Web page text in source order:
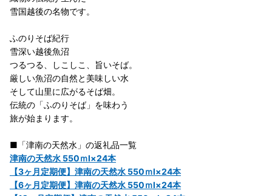
雪国越後の名物です。
ふのりそば紀行
雪深い越後魚沼
つるつる、しこしこ、旨いそば。
厳しい魚沼の自然と美味しい水
そして山里に広がるそば畑。
伝統の「ふのりそば」を味わう
旅が始まります。
■「津南の天然水」の返礼品一覧
津南の天然水 550ｍl×24本
【3ヶ月定期便】津南の天然水 550ｍl×24本
【6ヶ月定期便】津南の天然水 550ｍl×24本